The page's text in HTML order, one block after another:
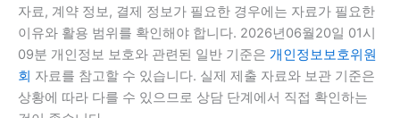
자료, 계약 정보, 결제 정보가 필요한 경우에는 자료가 필요한
이유와 활용 범위를 확인해야 합니다. 2026년06월20일 01시
09분 개인정보 보호와 관련된 일반 기준은 개인정보보호위원
회 자료를 참고할 수 있습니다. 실제 제출 자료와 보관 기준은
상황에 따라 다를 수 있으므로 상담 단계에서 직접 확인하는